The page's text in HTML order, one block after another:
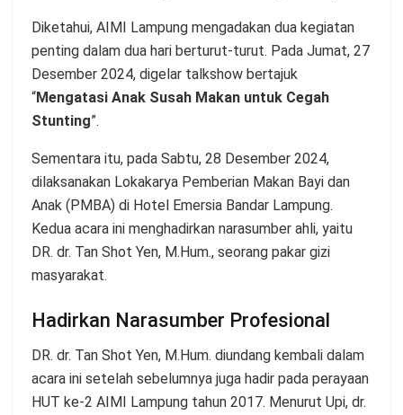
Diketahui, AIMI Lampung mengadakan dua kegiatan
penting dalam dua hari berturut-turut. Pada Jumat, 27
Desember 2024, digelar talkshow bertajuk
“Mengatasi Anak Susah Makan untuk Cegah
Stunting”.
Sementara itu, pada Sabtu, 28 Desember 2024,
dilaksanakan Lokakarya Pemberian Makan Bayi dan
Anak (PMBA) di Hotel Emersia Bandar Lampung.
Kedua acara ini menghadirkan narasumber ahli, yaitu
DR. dr. Tan Shot Yen, M.Hum., seorang pakar gizi
masyarakat.
Hadirkan Narasumber Profesional
DR. dr. Tan Shot Yen, M.Hum. diundang kembali dalam
acara ini setelah sebelumnya juga hadir pada perayaan
HUT ke-2 AIMI Lampung tahun 2017. Menurut Upi, dr.